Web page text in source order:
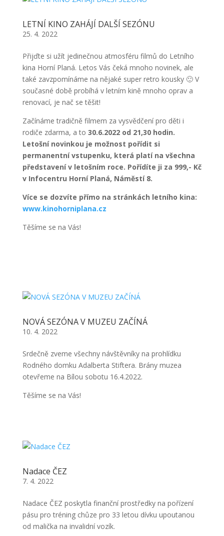
LETNÍ KINO ZAHÁJÍ DALŠÍ SEZÓNU
25. 4. 2022
Přijďte si užít jedinečnou atmosféru filmů do Letního
kina Horní Planá. Letos Vás čeká mnoho novinek, ale
také zavzpomínáme na nějaké super retro kousky 🙂 V
současné době probíhá v letním kině mnoho oprav a
renovací, je nač se těšit!
Začínáme tradičně filmem za vysvědčení pro děti i
rodiče zdarma, a to 30.6.2022 od 21,30 hodin.
Letošní novinkou je možnost pořídit si
permanentní vstupenku, která platí na všechna
představení v letošním roce. Pořídíte ji za 999,- Kč
v Infocentru Horní Planá, Náměstí 8.
Více se dozvíte přímo na stránkách letního kina:
www.kinohorniplana.cz
Těšíme se na Vás!
NOVÁ SEZÓNA V MUZEU ZAČÍNÁ
10. 4. 2022
Srdečně zveme všechny návštěvníky na prohlídku
Rodného domku Adalberta Stiftera. Brány muzea
otevřeme na Bílou sobotu 16.4.2022.
Těšíme se na Vás!
Nadace ČEZ
7. 4. 2022
Nadace ČEZ poskytla finanční prostředky na pořízení
pásu pro tréning chůze pro 33 letou dívku upoutanou
od malička na invalidní vozík.